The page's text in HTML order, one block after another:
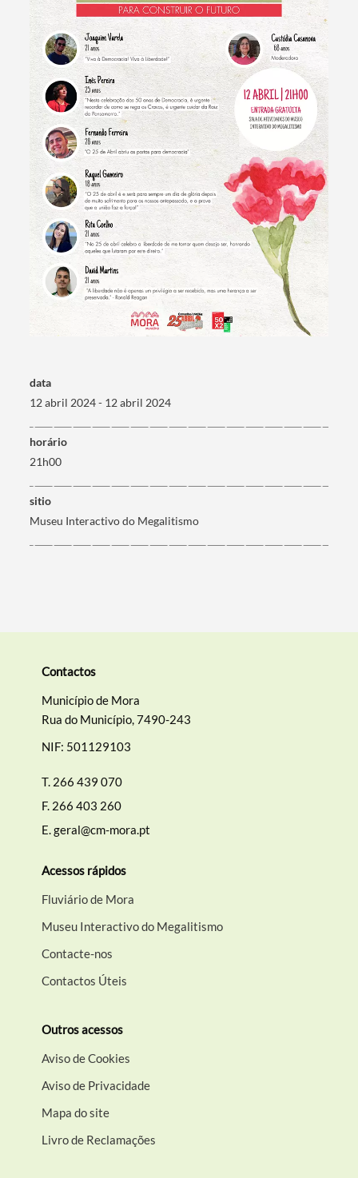
Termo de Pesquisa
Filtros
data
12 abril 2024 - 12 abril 2024
horário
21h00
sitio
Museu Interactivo do Megalitismo
Contactos
Município de Mora
Rua do Município, 7490-243
NIF: 501129103
T. 266 439 070
F. 266 403 260
E.geral@cm-mora.pt
Acessos rápidos
Fluviário de Mora
Museu Interactivo do Megalitismo
Contacte-nos
Contactos Úteis
Outros acessos
Aviso de Cookies
Aviso de Privacidade
Mapa do site
Livro de Reclamações